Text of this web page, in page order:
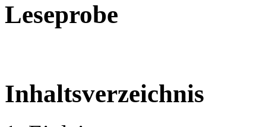
Leseprobe
Inhaltsverzeichnis